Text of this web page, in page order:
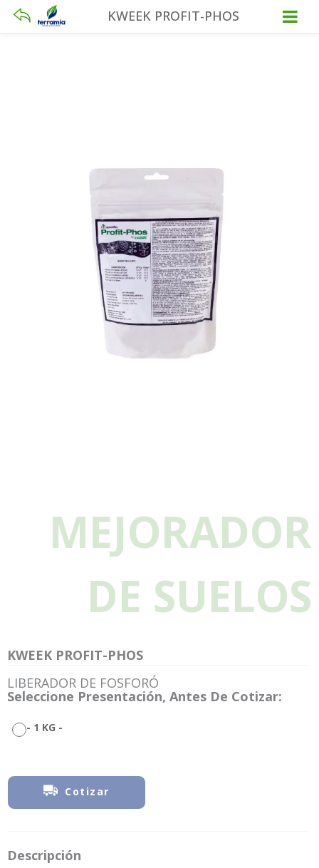
KWEEK PROFIT-PHOS
MEJORADOR
DE SUELOS
KWEEK PROFIT-PHOS
LIBERADOR DE FOSFORÓ
Seleccione Presentación, Antes De Cotizar:
- 1 KG -
Cotizar
Descripción